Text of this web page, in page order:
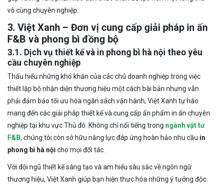
vô cùng chuyên nghiệp.
3. Việt Xanh – Đơn vị cung cấp giải pháp in ấn
F&B và phong bì đồng bộ
3.1. Dịch vụ thiết kế và in phong bì hà nội theo yêu
cầu chuyên nghiệp
Thấu hiểu những khó khăn của các chủ doanh nghiệp trong việc
thiết lập bộ nhận diện thương hiệu một cách bài bản nhưng vẫn
phải đảm bảo tối ưu hóa ngân sách vận hành, Việt Xanh tự hào
mang đến các giải pháp thiết kế và cung cấp ấn phẩm in ấn chuyên
nghiệp tại khu vực Thủ đô. Không chỉ nổi tiếng trong ngành vật tư
F&B, chúng tôi còn sở hữu năng lực đáp ứng hoàn hảo nhu cầu in
phong bì hà nội cho mọi đối tác.
Với đội ngũ thiết kế sáng tạo và am hiểu sâu sắc về ngôn ngữ
thương hiệu, Việt Xanh giúp bạn hiện thực hóa những ý tưởng độc